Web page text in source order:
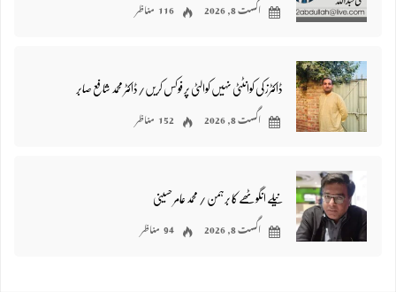
اگست 8, 2026 116 مناظر
ڈاکٹرز کی کوانٹٹی نہیں کوالٹی پر فوکس کریں/ڈاکٹر محمد شافع صابر
اگست 8, 2026 152 مناظر
نیلے انگوٹھے کا برہمن / محمد عامر حسینی
اگست 8, 2026 94 مناظر